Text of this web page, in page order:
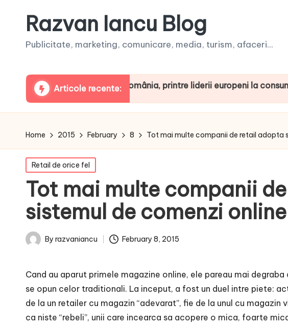
Razvan Iancu Blog
Publicitate, marketing, comunicare, media, turism, afaceri...
Articole recente:
ARBOpodcast. România, printre liderii europeni la consumul de
Home 2015 February 8 Tot mai multe companii de retail adopta
Posted
in
Retail de orice fel
Tot mai multe companii
sistemul de comenzi online
PostedBy razvaniancu February 8, 2015
Cand au aparut primele magazine online, ele pareau mai
se opun celor traditionali. La inceput, a fost un duel intre piete:
de la un retailer cu magazin “adevarat”, fie de la unul cu
ca niste “rebeli”, unii care incearca sa acopere o mica, foarte